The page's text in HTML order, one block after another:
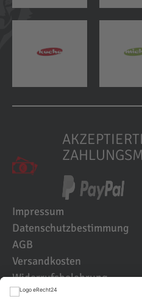
Impressum
Datenschutzbestimmung
AGB
Versandkosten
Widerrufsbelehrung
Kundenbewertungen